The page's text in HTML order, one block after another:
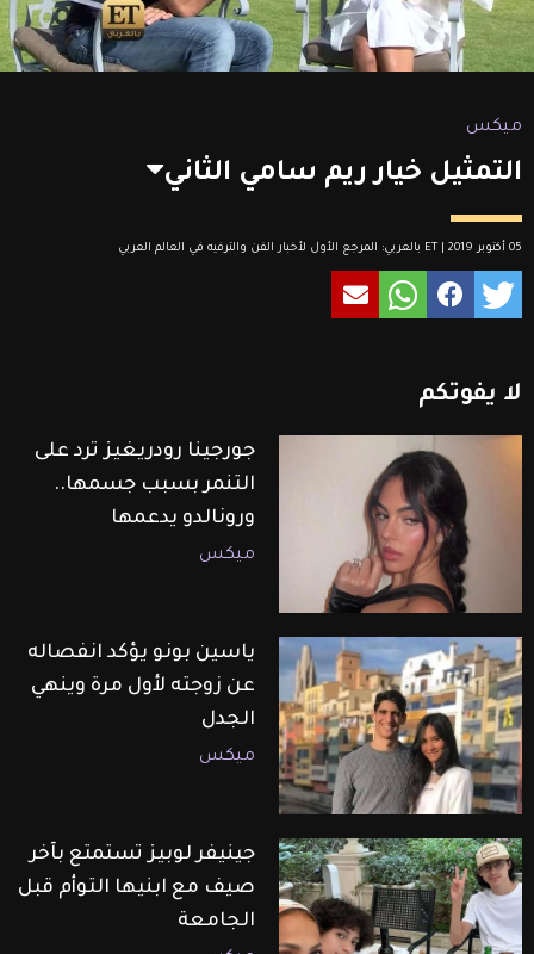
ميكس
التمثيل خيار ريم سامي الثاني
05 أكتوبر 2019 | ET بالعربي: المرجع الأول لأخبار الفن والترفيه في العالم العربي
لا يفوتكم
جورجينا رودريغيز ترد على
التنمر بسبب جسمها..
ورونالدو يدعمها
ميكس
ياسين بونو يؤكد انفصاله
عن زوجته لأول مرة وينهي
الجدل
ميكس
جينيفر لوبيز تستمتع بآخر
صيف مع ابنيها التوأم قبل
الجامعة